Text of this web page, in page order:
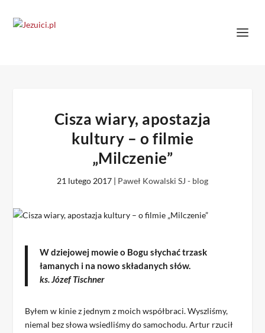
Cisza wiary, apostazja
kultury – o filmie
„Milczenie”
21 lutego 2017 | Paweł Kowalski SJ - blog
W dziejowej mowie o Bogu słychać trzask
łamanych i na nowo składanych słów.
ks. Józef Tischner
Byłem w kinie z jednym z moich współbraci. Wyszliśmy,
niemal bez słowa wsiedliśmy do samochodu. Artur rzucił